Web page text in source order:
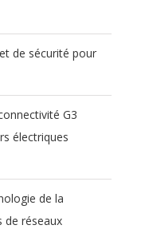
de sécurité pour
G3
électriques
de la
de réseaux